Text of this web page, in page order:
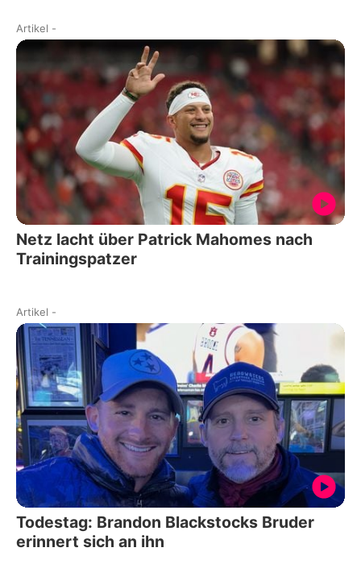
Artikel -
Netz lacht über Patrick Mahomes nach
Trainingspatzer
Artikel -
Todestag: Brandon Blackstocks Bruder
erinnert sich an ihn